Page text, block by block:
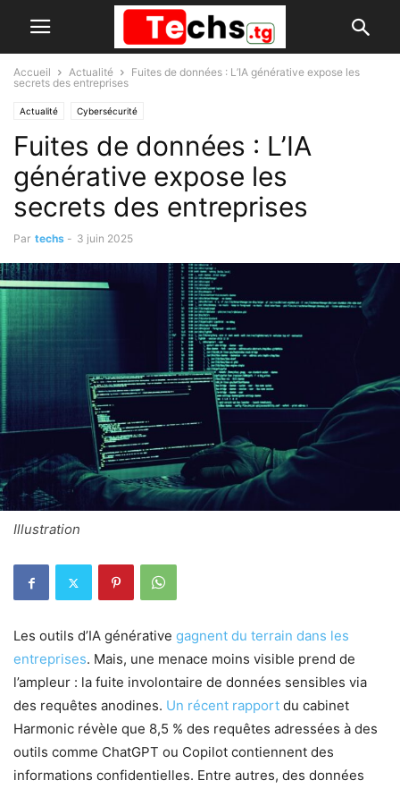
Accueil Actualité
Fuites de données : L’IA générative expose les
secrets des entreprises
Actualité Cybersécurité
Fuites de données : L’IA
générative expose les
secrets des entreprises
Par techs - 3 juin 2025
Illustration
Les outils d’IA générative gagnent du terrain dans les
entreprises. Mais, une menace moins visible prend de
l’ampleur : la fuite involontaire de données sensibles via
des requêtes anodines. Un récent rapport du cabinet
Harmonic révèle que 8,5 % des requêtes adressées à des
outils comme ChatGPT ou Copilot contiennent des
informations confidentielles. Entre autres, des données